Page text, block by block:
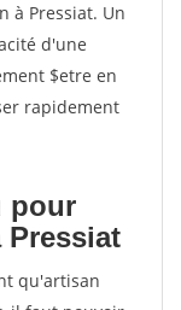
à Pressiat. Un
d'une
$etre en
rapidement
pour
Pressiat
qu'artisan